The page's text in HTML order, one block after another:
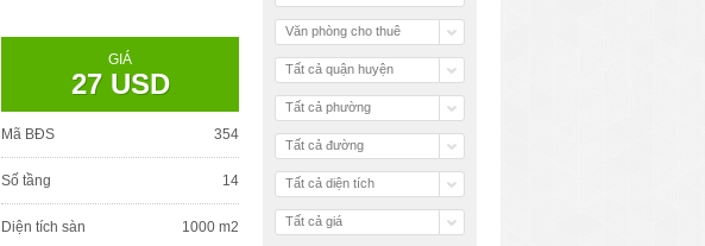
GIÁ
27 USD
Mã BĐS 354
Số tầng 14
Diện tích sàn 1000 m2
Văn phòng cho thuê
Tất cả quận huyện
Tất cả phường
Tất cả đường
Tất cả diện tích
Tất cả giá